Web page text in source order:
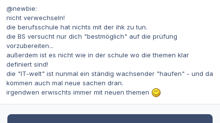
@newbie:
nicht verwechseln!
die berufsschule hat nichts mit der ihk zu tun.
die BS versucht nur dich "bestmöglich" auf die prüfung
vorzubereiten...
außerdem ist es nicht wie in der schule wo die themen klar
definiert sind!
die "IT-welt" ist nunmal ein ständig wachsender "haufen" - und da
kommen auch mal neue sachen dran.
irgendwen erwischts immer mit neuen themen